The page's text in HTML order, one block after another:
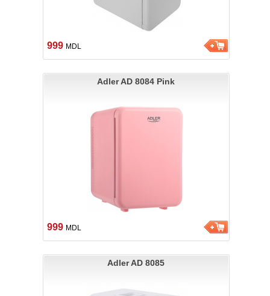
999 MDL
Adler AD 8084 Pink
999 MDL
Adler AD 8085